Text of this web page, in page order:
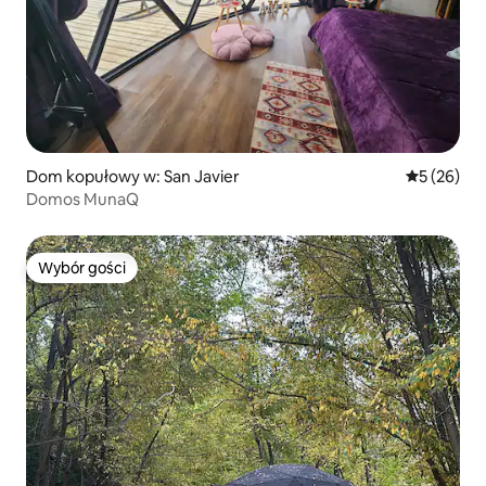
Dom kopułowy w: San Javier Średnia
5 (26)
Domos MunaQ
Wybór gości
Wybór gości